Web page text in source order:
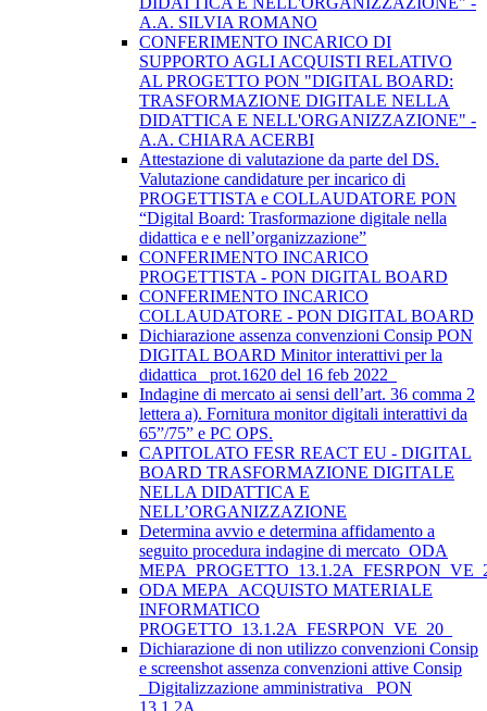
A.A. SILVIA ROMANO
CONFERIMENTO INCARICO DI
SUPPORTO AGLI ACQUISTI RELATIVO
AL PROGETTO PON "DIGITAL BOARD:
TRASFORMAZIONE DIGITALE NELLA
DIDATTICA E NELL'ORGANIZZAZIONE" -
A.A. CHIARA ACERBI
Attestazione di valutazione da parte del DS.
Valutazione candidature per incarico di
PROGETTISTA e COLLAUDATORE PON
“Digital Board: Trasformazione digitale nella
didattica e e nell’organizzazione”
CONFERIMENTO INCARICO
PROGETTISTA - PON DIGITAL BOARD
CONFERIMENTO INCARICO
COLLAUDATORE - PON DIGITAL BOARD
Dichiarazione assenza convenzioni Consip PON
DIGITAL BOARD Minitor interattivi per la
didattica_ prot.1620 del 16 feb 2022_
Indagine di mercato ai sensi dell’art. 36 comma 2
lettera a). Fornitura monitor digitali interattivi da
65”/75” e PC OPS.
CAPITOLATO FESR REACT EU - DIGITAL
BOARD TRASFORMAZIONE DIGITALE
NELLA DIDATTICA E
NELL’ORGANIZZAZIONE
Determina avvio e determina affidamento a
seguito procedura indagine di mercato_ODA
ODA MEPA_ACQUISTO MATERIALE
INFORMATICO
PROGETTO_13.1.2A_FESRPON_VE_20_
Dichiarazione di non utilizzo convenzioni Consip
e screenshot assenza convenzioni attive Consip
_Digitalizzazione amministrativa_ PON